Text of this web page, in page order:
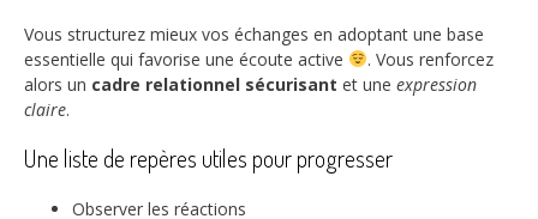
Vous structurez mieux vos échanges en adoptant une base
essentielle qui favorise une écoute active
. Vous renforcez
alors un cadre relationnel sécurisant et une expression
claire.
Une liste de repères utiles pour progresser
Observer les réactions